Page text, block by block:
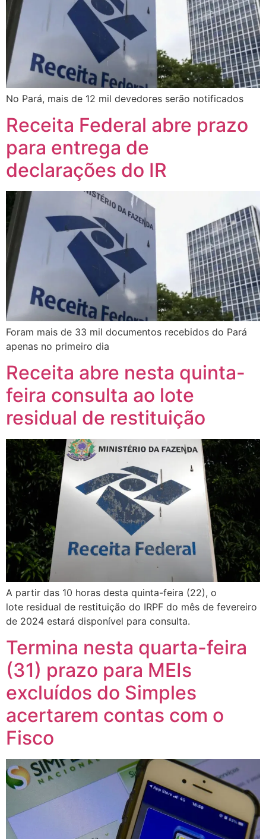
No Pará, mais de 12 mil devedores serão notificados
Receita Federal abre prazo
para entrega de
declarações do IR
Foram mais de 33 mil documentos recebidos do Pará
apenas no primeiro dia
Receita abre nesta quinta-
feira consulta ao lote
residual de restituição
A partir das 10 horas desta quinta-feira (22), o
lote residual de restituição do IRPF do mês de fevereiro
de 2024 estará disponível para consulta.
Termina nesta quarta-feira
(31) prazo para MEIs
excluídos do Simples
acertarem contas com o
Fisco